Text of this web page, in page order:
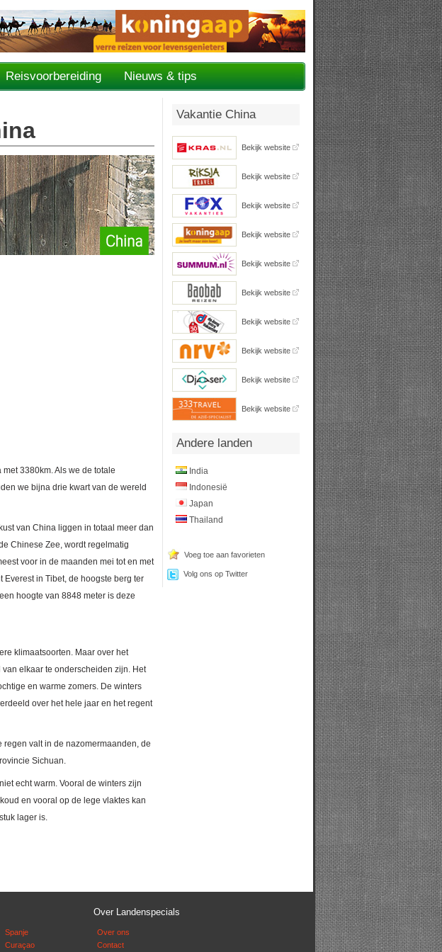
Reisvoorbereiding Nieuws & tips
3380km. Als we de totale
we bijna drie kwart van de wereld
van China liggen in totaal meer dan
Chinese Zee, wordt regelmatig
voor in de maanden mei tot en met
Everest in Tibet, de hoogste berg ter
hoogte van 8848 meter is deze
klimaatsoorten. Maar over het
elkaar te onderscheiden zijn. Het
en warme zomers. De winters
over het hele jaar en het regent
valt in de nazomermaanden, de
Sichuan.
echt warm. Vooral de winters zijn
en vooral op de lege vlaktes kan
lager is.
Vakantie China
Bekijk website
Bekijk website
Bekijk website
Bekijk website
Bekijk website
Bekijk website
Bekijk website
Bekijk website
Bekijk website
Bekijk website
Andere landen
India
Indonesië
Japan
Thailand
Voeg toe aan favorieten
Volg ons op Twitter
Spanje
Curaçao
Over Landenspecials
Over ons
Contact